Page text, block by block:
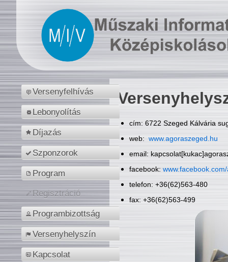
Versenyfelhívás
Lebonyolítás
Díjazás
Szponzorok
Program
Regisztráció
Programbizottság
Versenyhelyszín
Kapcsolat
cím: 6722 Szeged Kálvária
web: www.agoraszeged.hu
email:
facebook:
telefon: +36(62)563-480
fax: +36(62)563-499